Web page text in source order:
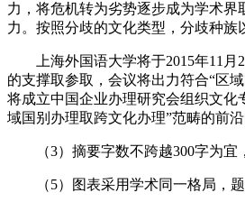
力，将危机转为劣势逐步成为学术
力。按照分歧的文化类型，分歧种族
上海外国语大学将于2015年11月28
的支撑取参取，会议将出力符合“区
将成立中国企业办理研究会组织文
域国别办理取跨文化办理”范畴的前沿
（3）摘要字数不跨越300字为宜，
（5）图表采用学术同一格局，题